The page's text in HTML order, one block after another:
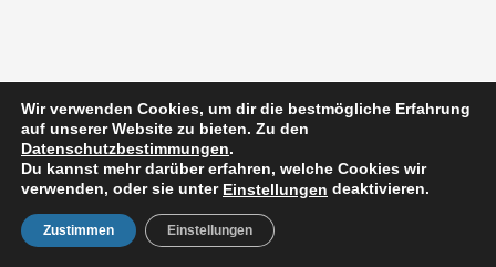
Wir verwenden Cookies, um dir die bestmögliche Erfahrung
auf unserer Website zu bieten. Zu den
Datenschutzbestimmungen.
Du kannst mehr darüber erfahren, welche Cookies wir
verwenden, oder sie unter Einstellungen deaktivieren.
Zustimmen Einstellungen